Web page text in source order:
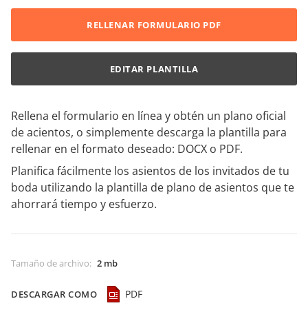
Rellena el formulario en línea y obtén un plano oficial
de acientos, o simplemente descarga la plantilla para
rellenar en el formato deseado: DOCX o PDF.
Planifica fácilmente los asientos de los invitados de tu
boda utilizando la plantilla de plano de asientos que te
ahorrará tiempo y esfuerzo.
Tamaño de archivo: 2 mb
DESCARGAR COMO PDF
RELLENAR FORMULARIO PDF
EDITAR PLANTILLA